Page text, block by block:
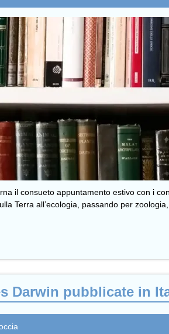
il consueto appuntamento estivo con i
Terra all’ecologia, passando per
Darwin pubblicate in